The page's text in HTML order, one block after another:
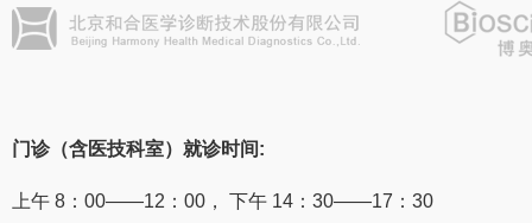
门诊（含医技科室）就诊时间:
上午 8：00——12：00， 下午 14：30——17：30